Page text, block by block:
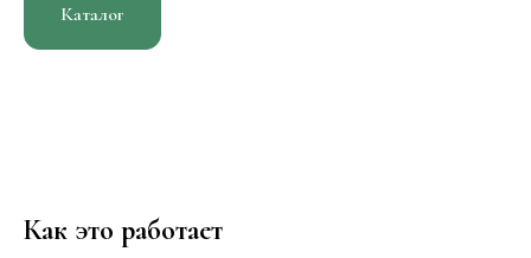
Каталог
Как это работает